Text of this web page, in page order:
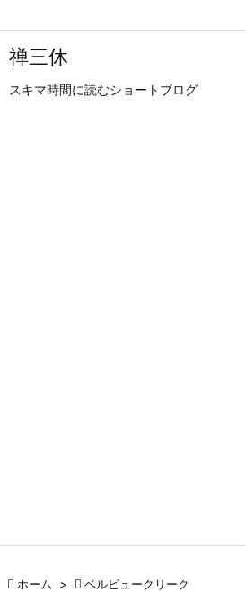
禅三休
スキマ時間に読むショートブログ
 ホーム >  ベルビュークリーク